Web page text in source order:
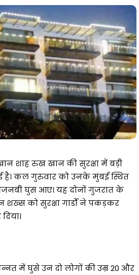
शाह रुख खान की सुरक्षा में बड़ी
कल गुरुवार को उनके मुंबई स्थित
घुस आए। यह दोनों गुजरात के
शख्स को सुरक्षा गार्डों ने पकड़कर
में घुसे उन दो लोगों की उम्र 20 और